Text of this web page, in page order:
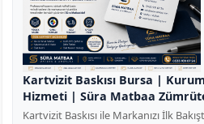
Kartvizit Baskısı Bursa |
Hizmeti | Süra Matbaa
Kartvizit Baskısı ile Markanızı İlk